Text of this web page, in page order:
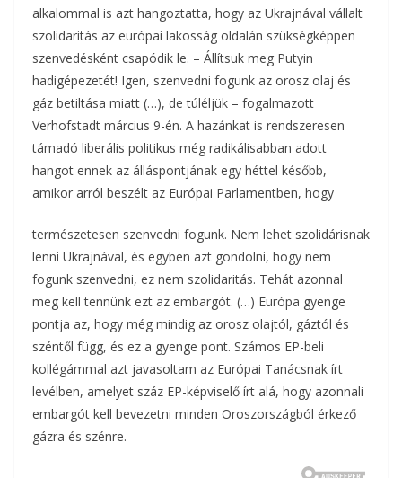
alkalommal is azt hangoztatta, hogy az Ukrajnával vállalt
szolidaritás az európai lakosság oldalán szükségképpen
szenvedésként csapódik le. – Állítsuk meg Putyin
hadigépezetét! Igen, szenvedni fogunk az orosz olaj és
gáz betiltása miatt (…), de túléljük – fogalmazott
Verhofstadt március 9-én. A hazánkat is rendszeresen
támadó liberális politikus még radikálisabban adott
hangot ennek az álláspontjának egy héttel később,
amikor arról beszélt az Európai Parlamentben, hogy
természetesen szenvedni fogunk. Nem lehet szolidárisnak
lenni Ukrajnával, és egyben azt gondolni, hogy nem
fogunk szenvedni, ez nem szolidaritás. Tehát azonnal
meg kell tennünk ezt az embargót. (…) Európa gyenge
pontja az, hogy még mindig az orosz olajtól, gáztól és
széntől függ, és ez a gyenge pont. Számos EP-beli
kollégámmal azt javasoltam az Európai Tanácsnak írt
levélben, amelyet száz EP-képviselő írt alá, hogy azonnali
embargót kell bevezetni minden Oroszországból érkező
gázra és szénre.